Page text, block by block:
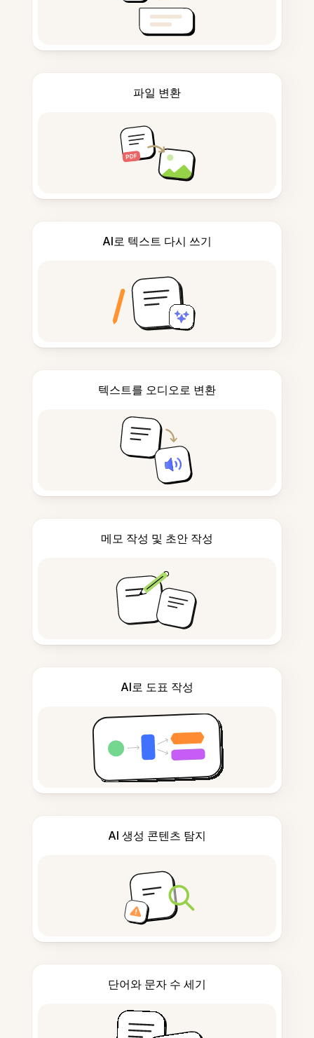
파일 변환
AI로 텍스트 다시 쓰기
텍스트를 오디오로 변환
메모 작성 및 초안 작성
AI로 도표 작성
AI 생성 콘텐츠 탐지
단어와 문자 수 세기